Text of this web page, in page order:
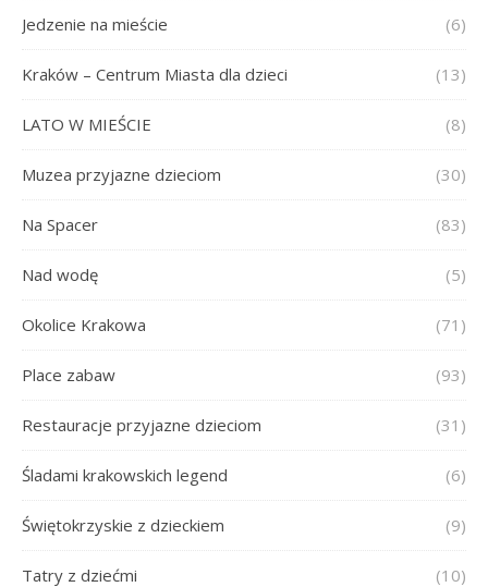
Jedzenie na mieście (6)
Kraków – Centrum Miasta dla dzieci (13)
LATO W MIEŚCIE (8)
Muzea przyjazne dzieciom (30)
Na Spacer (83)
Nad wodę (5)
Okolice Krakowa (71)
Place zabaw (93)
Restauracje przyjazne dzieciom (31)
Śladami krakowskich legend (6)
Świętokrzyskie z dzieckiem (9)
Tatry z dziećmi (10)